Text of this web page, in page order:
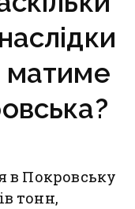
матиме
в Покровську
тонн,